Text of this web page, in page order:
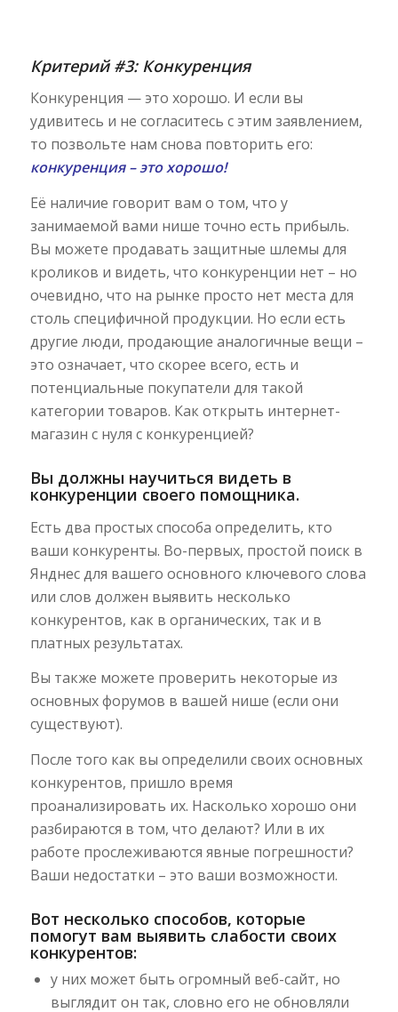
Критерий #3: Конкуренция
Конкуренция — это хорошо. И если вы
удивитесь и не согласитесь с этим заявлением,
то позвольте нам снова повторить его:
конкуренция – это хорошо!
Её наличие говорит вам о том, что у
занимаемой вами нише точно есть прибыль.
Вы можете продавать защитные шлемы для
кроликов и видеть, что конкуренции нет – но
очевидно, что на рынке просто нет места для
столь специфичной продукции. Но если есть
другие люди, продающие аналогичные вещи –
это означает, что скорее всего, есть и
потенциальные покупатели для такой
категории товаров. Как открыть интернет-
магазин с нуля с конкуренцией?
Вы должны научиться видеть в
конкуренции своего помощника.
Есть два простых способа определить, кто
ваши конкуренты. Во-первых, простой поиск в
Янднес для вашего основного ключевого слова
или слов должен выявить несколько
конкурентов, как в органических, так и в
платных результатах.
Вы также можете проверить некоторые из
основных форумов в вашей нише (если они
существуют).
После того как вы определили своих основных
конкурентов, пришло время
проанализировать их. Насколько хорошо они
разбираются в том, что делают? Или в их
работе прослеживаются явные погрешности?
Ваши недостатки – это ваши возможности.
Вот несколько способов, которые
помогут вам выявить слабости своих
конкурентов:
у них может быть огромный веб-сайт, но
выглядит он так, словно его не обновляли